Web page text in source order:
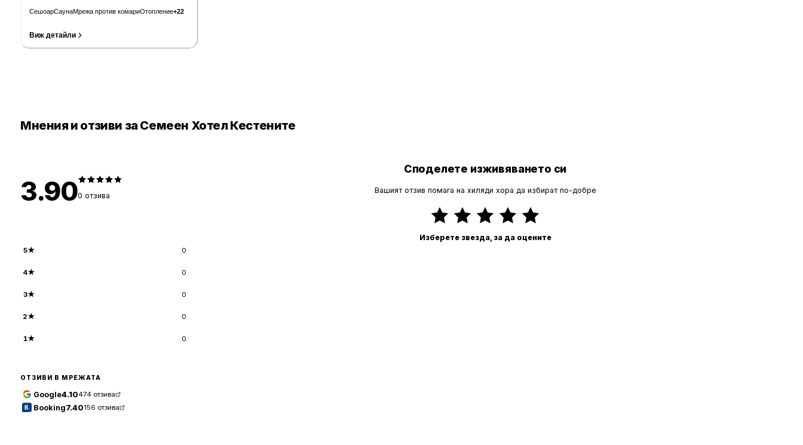
СешоарСаунаМрежа против комариОтопление+22
Виж детайли
Мнения и отзиви за Семеен Хотел Кестените
3.900 отзива
5★ 0
4★ 0
3★ 0
2★ 0
1★ 0
ОТЗИВИ В МРЕЖАТА
Google4.10474 отзива
Booking7.40156 отзива
Споделете изживяването си
Вашият отзив помага на хиляди хора да избират по-добре
Изберете звезда, за да оцените